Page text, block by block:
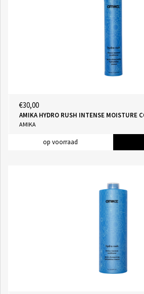
€30,00
AMIKA HYDRO RUSH INTENSE MOISTURE
AMIKA
op voorraad